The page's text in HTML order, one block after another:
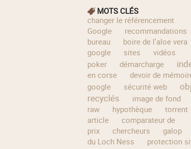
MOTS CLÉS
changer le référencement
Google
recommandations
bureau
boire de l'aloe vera
google
sites
vidéos
poker
démarcharge
en corse
devoir de
google
sécurité web
recyclés
image de fond
raw
hypothèque torrent
article
comparateur de
prix
chercheurs galop
du Loch Ness
protection